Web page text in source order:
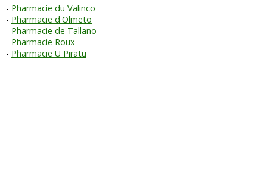
Pharmacie du Valinco
Pharmacie d'Olmeto
Pharmacie de Tallano
Pharmacie Roux
Pharmacie U Piratu